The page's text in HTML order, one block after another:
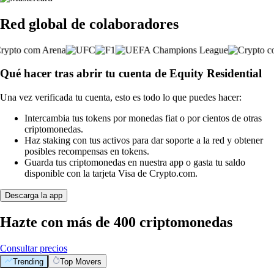
Red global de colaboradores
Qué hacer tras abrir tu cuenta de Equity Residential
Una vez verificada tu cuenta, esto es todo lo que puedes hacer:
Intercambia tus tokens por monedas fiat o por cientos de otras
criptomonedas.
Haz staking con tus activos para dar soporte a la red y obtener
posibles recompensas en tokens.
Guarda tus criptomonedas en nuestra app o gasta tu saldo
disponible con la tarjeta Visa de Crypto.com.
Descarga la app
Hazte con más de 400 criptomonedas
Consultar precios
Trending Top Movers